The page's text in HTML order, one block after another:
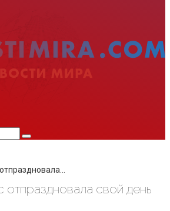
отпраздновала свой день